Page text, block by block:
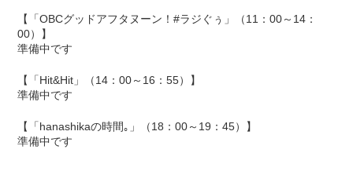
【「OBCグッドアフタヌーン！#ラジぐぅ」（11：00～14：
00）】
準備中です
【「Hit&Hit」（14：00～16：55）】
準備中です
【「hanashikaの時間｡」（18：00～19：45）】
準備中です